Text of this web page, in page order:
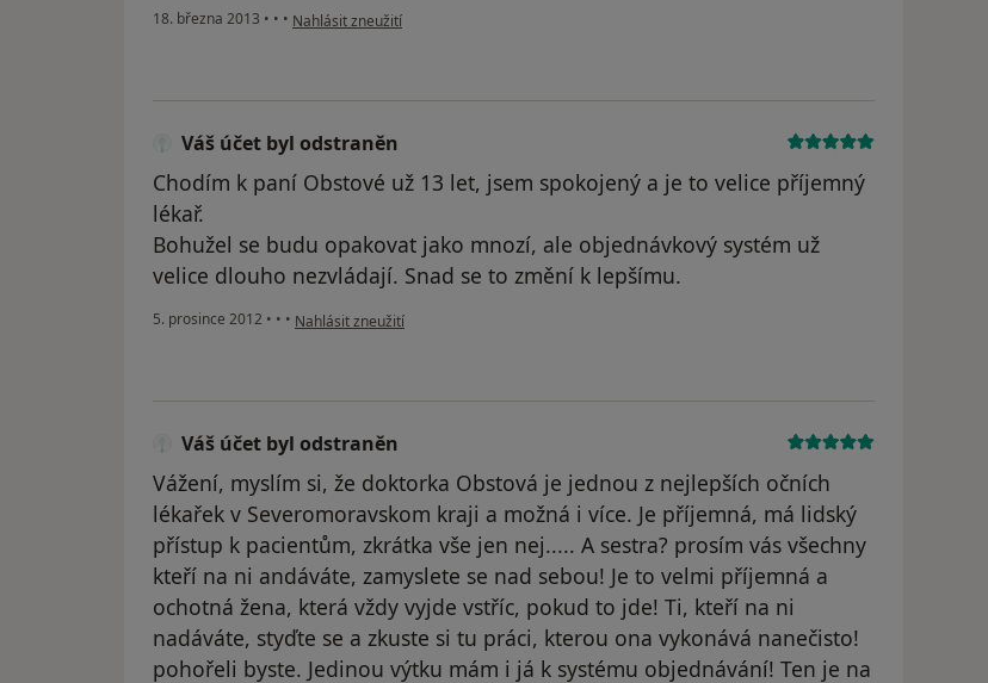
18. března 2013 • • • podle názoru uživatele Váš účet byl odstraněn
Nahlásit zneužití
Váš účet byl odstraněn
Chodím k paní Obstové už 13 let, jsem spokojený a je to velice příjemný
lékař.
Bohužel se budu opakovat jako mnozí, ale objednávkový systém už
velice dlouho nezvládají. Snad se to změní k lepšímu.
5. prosince 2012 • • • podle názoru uživatele Váš účet byl odstraněn
Nahlásit zneužití
Váš účet byl odstraněn
Vážení, myslím si, že doktorka Obstová je jednou z nejlepších očních
lékařek v Severomoravskom kraji a možná i více. Je příjemná, má lidský
přístup k pacientům, zkrátka vše jen nej..... A sestra? prosím vás všechny
kteří na ni andáváte, zamyslete se nad sebou! Je to velmi příjemná a
ochotná žena, která vždy vyjde vstříc, pokud to jde! Ti, kteří na ni
nadáváte, styďte se a zkuste si tu práci, kterou ona vykonává nanečisto!
pohořeli byste. Jedinou výtku mám i já k systému objednávání! Ten je na